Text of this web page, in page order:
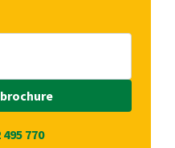
770